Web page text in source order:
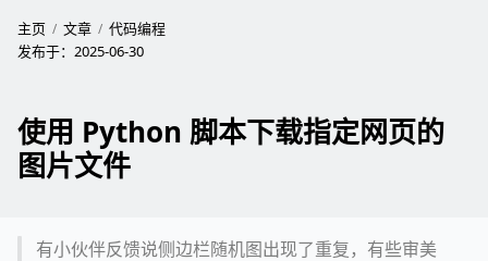
主页 文章
代码编程
发布于： 2025-06-30
使用 Python 脚本下载指定网页的
图片文件
有小伙伴反馈说侧边栏随机图出现了重复，有些审美